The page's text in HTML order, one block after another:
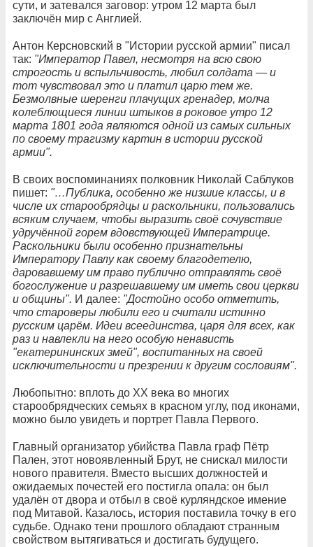
сути, и затевался заговор: утром 12 марта был
заключён мир с Англией.
Антон Керсновский в "Истории русской армии" писал
так: "Император Павел, несмотря на всю свою
строгость и вспыльчивость, любил солдата — и
тот чувствовал это и платил царю тем же.
Безмолвные шеренги плачущих гренадер, молча
колеблющиеся линии штыков в роковое утро 12
марта 1801 года являются одной из самых сильных
по своему трагизму картин в истории русской
армии".
В своих воспоминаниях полковник Николай Саблуков
пишет: "…Публика, особенно же низшие классы, и в
числе их старообрядцы и раскольники, пользовались
всяким случаем, чтобы выразить своё сочувствие
удручённой горем вдовствующей Императрице.
Раскольники были особенно признательны
Императору Павлу как своему благодетелю,
даровавшему им право публично отправлять своё
богослужение и разрешавшему им иметь свои церкви
и общины". И далее: "Достойно особо отметить,
что староверы любили его и считали истинно
русским царём. Идеи всеединства, царя для всех, как
раз и навлекли на него особую ненависть
"екатерининских змей", воспитанных на своей
исключительности и презрении к другим сословиям".
Любопытно: вплоть до XX века во многих
старообрядческих семьях в красном углу, под иконами,
можно было увидеть и портрет Павла Первого.
Главный организатор убийства Павла граф Пётр
Пален, этот новоявленный Брут, не снискал милости
нового правителя. Вместо высших должностей и
ожидаемых почестей его постигла опала: он был
удалён от двора и отбыл в своё курляндское имение
под Митавой. Казалось, история поставила точку в его
судьбе. Однако тени прошлого обладают странным
свойством вытягиваться и достигать будущего.